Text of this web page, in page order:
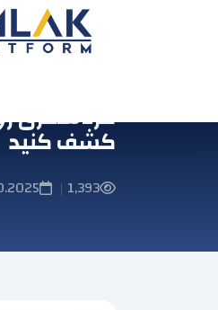
گردشگری
کشف کنید
1,393
|